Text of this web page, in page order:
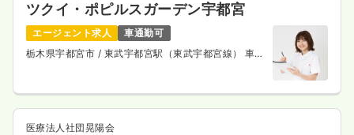
ツクイ・ポピルスガーデン宇都宮
エージェント求人
車通勤可
栃木県宇都宮市 / 東武宇都宮駅（東武宇都宮線） 車
医療法人社団晃陽会